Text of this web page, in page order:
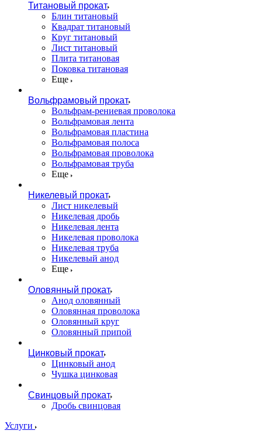
Титановый прокат
Блин титановый
Квадрат титановый
Круг титановый
Лист титановый
Плита титановая
Поковка титановая
Еще
Вольфрамовый прокат
Вольфрам-рениевая проволока
Вольфрамовая лента
Вольфрамовая пластина
Вольфрамовая полоса
Вольфрамовая проволока
Вольфрамовая труба
Еще
Никелевый прокат
Лист никелевый
Никелевая дробь
Никелевая лента
Никелевая проволока
Никелевая труба
Никелевый анод
Еще
Оловянный прокат
Анод оловянный
Оловянная проволока
Оловянный круг
Оловянный припой
Цинковый прокат
Цинковый анод
Чушка цинковая
Свинцовый прокат
Дробь свинцовая
Услуги